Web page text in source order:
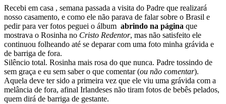
Recebi em casa , semana passada a visita do Padre que realizará
nosso casamento, e como ele não parava de falar sobre o Brasil e
pedir para ver fotos peguei o álbum abrindo na página que
mostrava o Rosinha no Cristo Redentor, mas não satisfeito ele
continuou folheando até se deparar com uma foto minha grávida e
de barriga de fora.
Silêncio total. Rosinha mais rosa do que nunca. Padre tossindo de
sem graça e eu sem saber o que comentar (ou não comentar).
Aquela deve ter sido a primeira vez que ele viu uma grávida com a
melância de fora, afinal Irlandeses não tiram fotos de bebês pelados,
quem dirá de barriga de gestante.